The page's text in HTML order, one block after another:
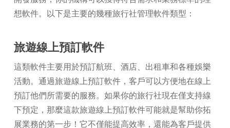
想軟件。以下是主要的幾種旅行社管理軟件類型：
旅遊線上預訂軟件
這類軟件主要用於預訂航班、酒店、出租車和各種娛樂
活動。通過旅遊線上預訂軟件，客戶可以方便地在線上
預訂他們所需要的服務。如果你的旅行社現在僅支持線
下預定，那麼這款旅遊線上預訂軟件可能就是幫助你拓
展業務的第一步！它不僅能提高效率，還能為客戶提供